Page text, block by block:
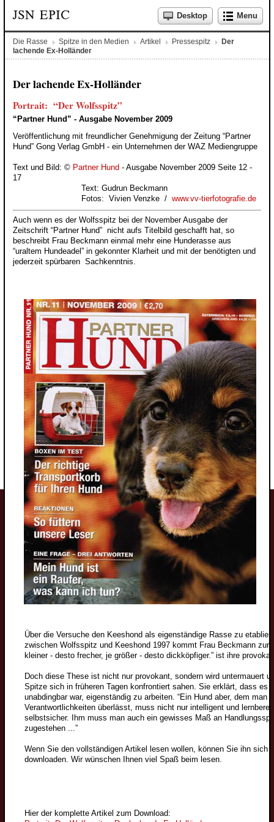
Desktop Menu
Die Rasse Spitze in den Medien Artikel Pressespitz
Der
lachende Ex-Holländer
Der lachende Ex-Holländer
Portrait: “Der Wolfsspitz”
“Partner Hund” - Ausgabe November 2009
Veröffentlichung mit freundlicher Genehmigung der Zeitung “Partner
Hund” Gong Verlag GmbH - ein Unternehmen der WAZ Mediengruppe
Text und Bild: © Partner Hund- Ausgabe November 2009 Seite 12 -
17
Text: Gudrun Beckmann
Fotos: Vivien Venzke / www.vv-tierfotografie.de
Auch wenn es der Wolfsspitz bei der November Ausgabe der
Zeitschrift “Partner Hund” nicht aufs Titelbild geschafft hat, so
beschreibt Frau Beckmann einmal mehr eine Hunderasse aus
“uraltem Hundeadel” in gekonnter Klarheit und mit der benötigten und
jederzeit spürbaren Sachkenntnis.
Über die Versuche den Keeshond als eigenständige Rasse zu
zwischen Wolfsspitz und Keeshond 1997 kommt Frau Beckmann zur
kleiner - desto frecher, je größer - desto dickköpfiger.” ist ihre
Doch diese These ist nicht nur provokant, sondern wird untermauert
Spitze sich in früheren Tagen konfrontiert sahen. Sie erklärt, dass es
unabdingbar war, eigenständig zu arbeiten. “Ein Hund aber, dem man
Verantwortlichkeiten überlässt, muss nicht nur intelligent und
selbstsicher. Ihm muss man auch ein gewisses Maß an
zugestehen ...”
Wenn Sie den vollständigen Artikel lesen wollen, können Sie ihn sich
downloaden. Wir wünschen Ihnen viel Spaß beim lesen.
Hier der komplette Artikel zum Download:
Vorstand
Ziele
2011
Welpen
Wolfsspitzwelpen
Großspitzwelpen
Mittelspitzwelpen
Kleinspitzwelpen
Zwergspitzwelpen
Junghunde
Wolfsspitzjunghunde
Grossspitzjunghunde
Mittelspitzjunghunde
Kleinspitzjunghunde
Zwergspitzjunghunde
Züchter
Wolfsspitzzüchter
Großspitzzüchter
Kleinspitzzüchter
Zwergspitzzüchter
Züchtervorstellung
Deckrüden
Wolfsspitzdeckrüden
Großspitzdeckrüden
Mittelspitzdeckrüden
Kleinspitzdeckrüden
Wolfsspitzbilder
Großspitzbilder
Zwergspitzbilder
Gesundheit